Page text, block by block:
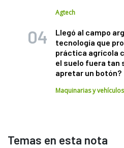
Agtech
Llegó al campo
tecnología que
práctica agrícola
el suelo fuera tan
apretar un botón?
Maquinarias y vehículos
Temas en esta nota